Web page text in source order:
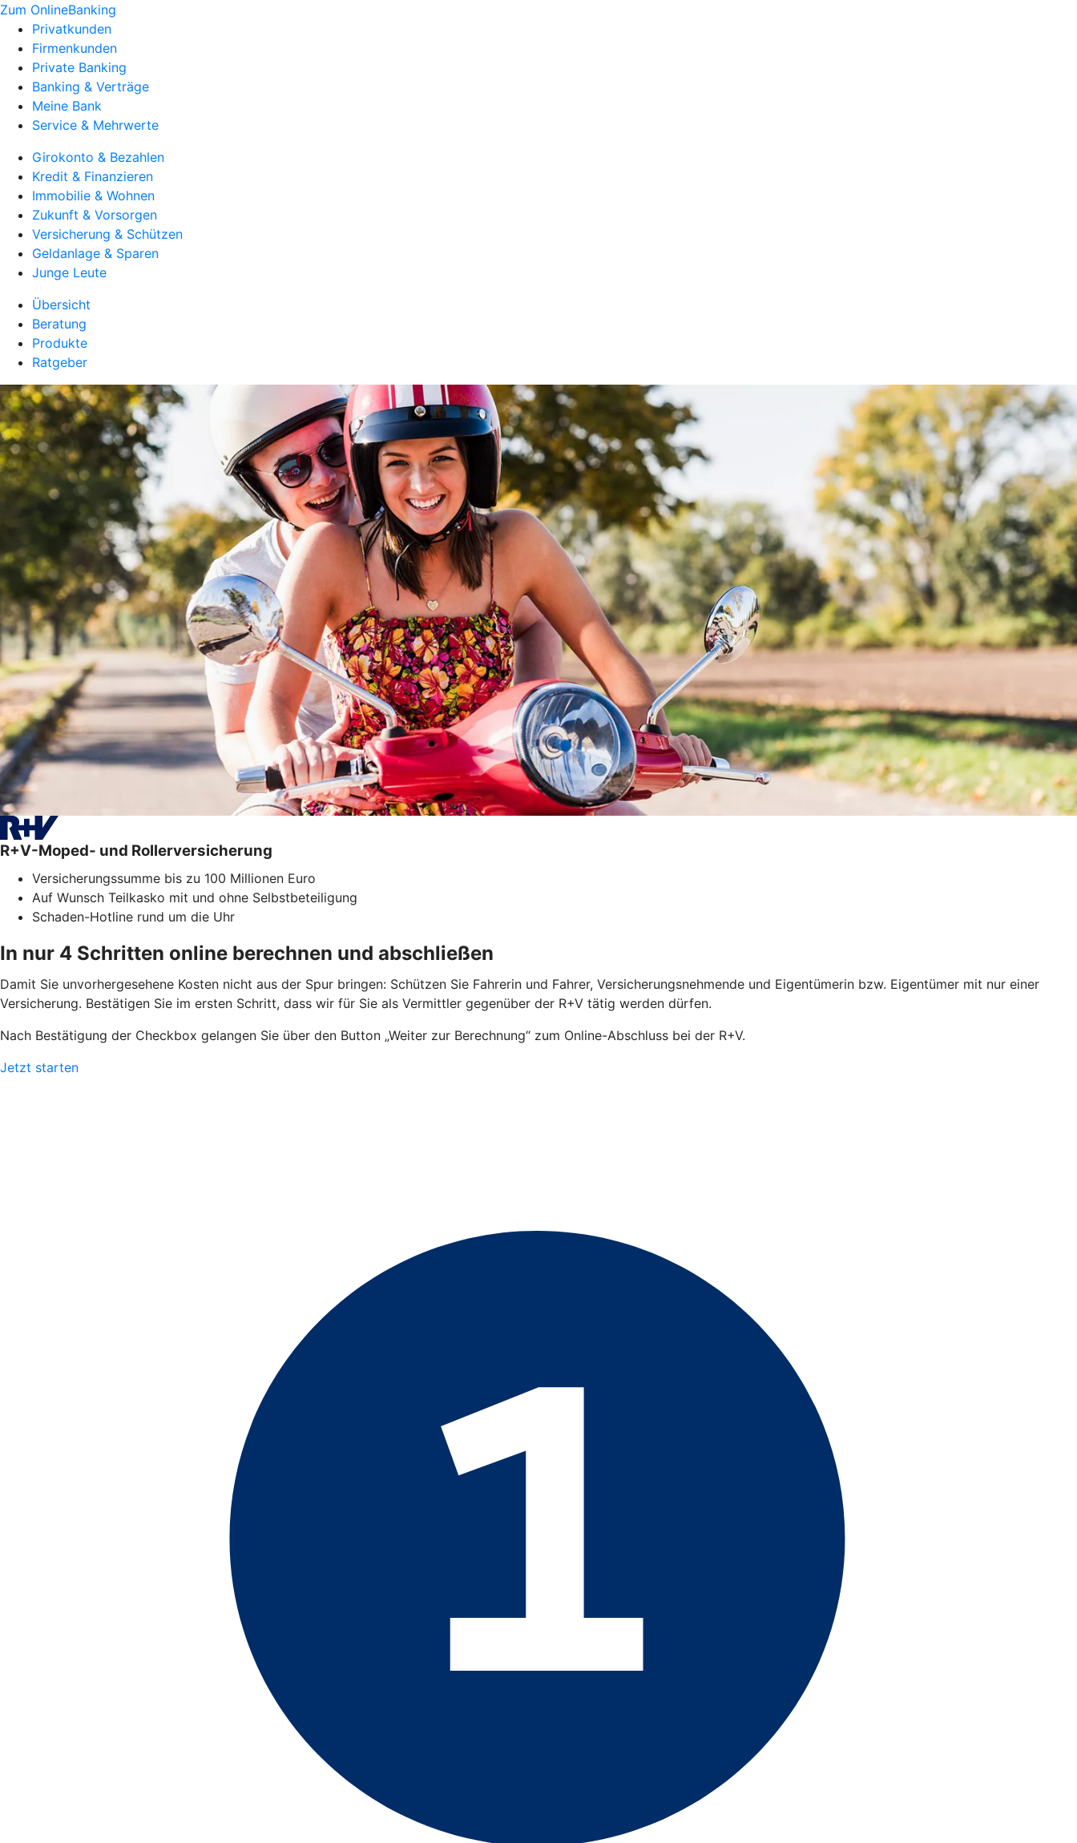
Zum OnlineBanking
Privatkunden
Firmenkunden
Private Banking
Banking & Verträge
Meine Bank
Service & Mehrwerte
Girokonto & Bezahlen
Kredit & Finanzieren
Immobilie & Wohnen
Zukunft & Vorsorgen
Versicherung & Schützen
Geldanlage & Sparen
Junge Leute
Übersicht
Beratung
Produkte
Ratgeber
R+V-Moped- und Rollerversicherung
Versicherungssumme bis zu 100 Millionen Euro
Auf Wunsch Teilkasko mit und ohne Selbstbeteiligung
Schaden-Hotline rund um die Uhr
In nur 4 Schritten online berechnen und abschließen
Damit Sie unvorhergesehene Kosten nicht aus der Spur bringen: Schützen Sie Fahrerin und Fahrer, Versicherungsnehmende und Eigentümerin bzw. Eigentümer mit nur einer
Versicherung. Bestätigen Sie im ersten Schritt, dass wir für Sie als Vermittler gegenüber der R+V tätig werden dürfen.
Nach Bestätigung der Checkbox gelangen Sie über den Button „Weiter zur Berechnung“ zum Online-Abschluss bei der R+V.
Jetzt starten